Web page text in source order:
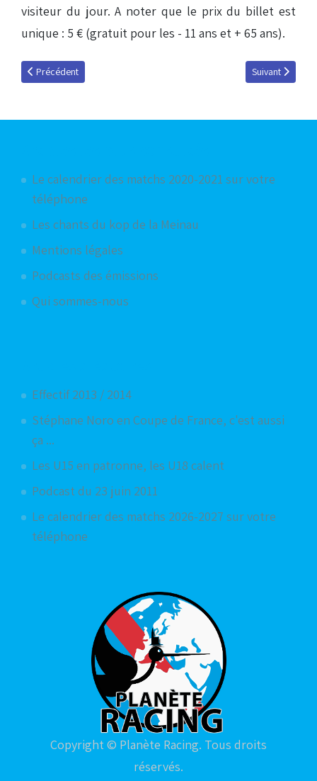
visiteur du jour. A noter que le prix du billet est
unique : 5 € (gratuit pour les - 11 ans et + 65 ans).
Article précédent : RCSA / Sedan : infos billeterie
Précédent Article suivant
Suivant
Le calendrier des matchs 2020-2021 sur votre
téléphone
Les chants du kop de la Meinau
Mentions légales
Podcasts des émissions
Qui sommes-nous
Effectif 2013 / 2014
Stéphane Noro en Coupe de France, c'est aussi
ça ...
Les U15 en patronne, les U18 calent
Podcast du 23 juin 2011
Le calendrier des matchs 2026-2027 sur votre
téléphone
Copyright © Planète Racing. Tous droits
réservés.